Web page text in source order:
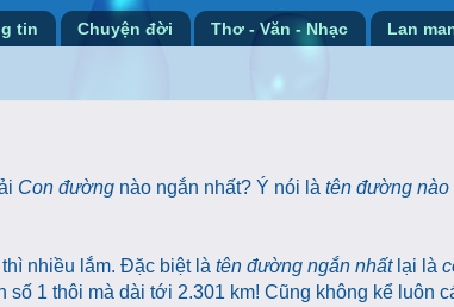
tin Chuyện đời Thơ - Văn - Nhạc Lan
Con đường nào ngắn nhất? Ý nói là tên đường nào
nhiều lắm. Đặc biệt là tên đường ngắn nhất lại là
số 1 thôi mà dài tới 2.301 km! Cũng không kể luôn